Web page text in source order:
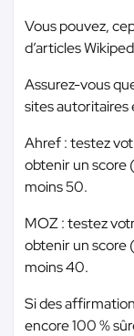
Vous pouvez,
d’articles
Assurez-vous
sites autoritaires
Ahref : testez
obtenir un score
moins 50.
MOZ : testez
obtenir un score
moins 40.
Si des
encore 100 %